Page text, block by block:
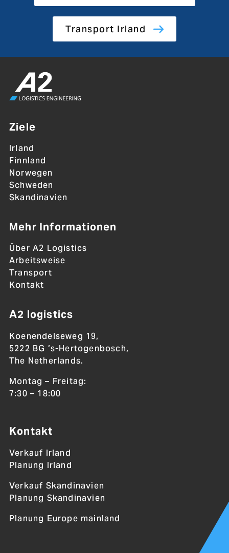
Transport Irland
Ziele
Irland
Finnland
Norwegen
Schweden
Skandinavien
Mehr Informationen
Über A2 Logistics
Arbeitsweise
Transport
Kontakt
A2 logistics
Koenendelseweg 19,
5222 BG ’s-Hertogenbosch,
The Netherlands.
Montag – Freitag:
7:30 – 18:00
Kontakt
Verkauf Irland
Planung Irland
Verkauf Skandinavien
Planung Skandinavien
Planung Europe mainland